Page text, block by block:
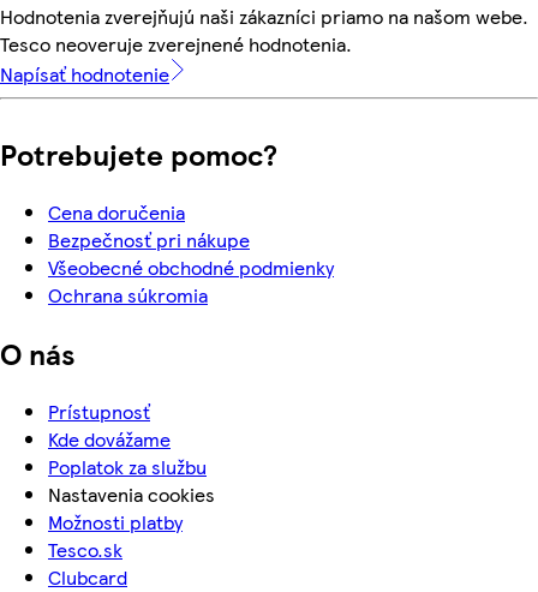
Hodnotenia zverejňujú naši zákazníci priamo na našom webe.
Tesco neoveruje zverejnené hodnotenia.
Napísať hodnotenie
Potrebujete pomoc?
Cena doručenia
Bezpečnosť pri nákupe
Všeobecné obchodné podmienky
Ochrana súkromia
O nás
Prístupnosť
Kde dovážame
Poplatok za službu
Nastavenia cookies
Možnosti platby
Tesco.sk
Clubcard